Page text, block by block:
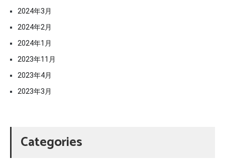
2024年3月
2024年2月
2024年1月
2023年11月
2023年4月
2023年3月
Categories